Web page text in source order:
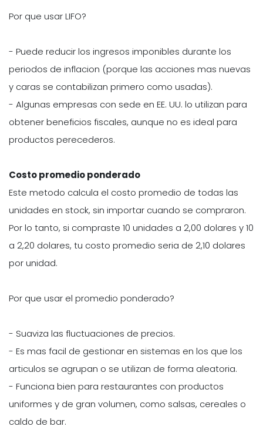
Por que usar LIFO?
- Puede reducir los ingresos imponibles durante los
periodos de inflacion (porque las acciones mas nuevas
y caras se contabilizan primero como usadas).
- Algunas empresas con sede en EE. UU. lo utilizan para
obtener beneficios fiscales, aunque no es ideal para
productos perecederos.
Costo promedio ponderado
Este metodo calcula el costo promedio de todas las
unidades en stock, sin importar cuando se compraron.
Por lo tanto, si compraste 10 unidades a 2,00 dolares y 10
a 2,20 dolares, tu costo promedio seria de 2,10 dolares
por unidad.
Por que usar el promedio ponderado?
- Suaviza las fluctuaciones de precios.
- Es mas facil de gestionar en sistemas en los que los
articulos se agrupan o se utilizan de forma aleatoria.
- Funciona bien para restaurantes con productos
uniformes y de gran volumen, como salsas, cereales o
caldo de bar.